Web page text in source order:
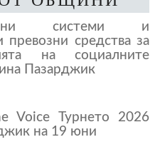
системи и
превозни средства за
на социалните
Пазарджик
Voice Турнето 2026
на 19 юни